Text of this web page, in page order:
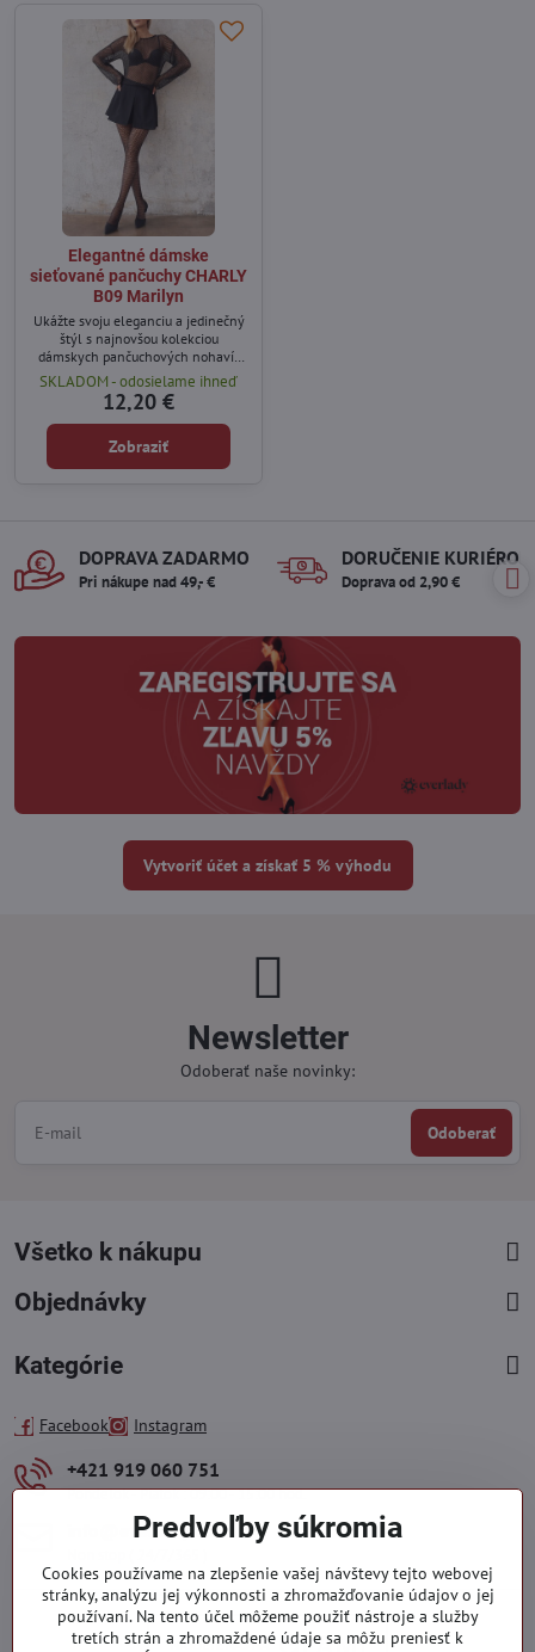
Elegantné dámske
sieťované pančuchy CHARLY
B09 Marilyn
Ukážte svoju eleganciu a jedinečný
štýl s najnovšou kolekciou
dámskych pančuchových nohavíc
Charly B09.
SKLADOM - odosielame ihneď
12,20 €
Zobraziť
DOPRAVA ZADARMO
Pri nákupe nad 49,- €
DORUČENIE KURIÉROM
Doprava od 2,90 €
Vytvoriť účet a získať 5 % výhodu
Newsletter
Odoberať naše novinky:
Odoberať
Všetko k nákupu
Objednávky
Kategórie
Facebook Instagram
+421 919 060 751
Pondelok - Piatok : 09:00 - 15:00 hod.
info​@everlady​.eu
Predvoľby súkromia
Cookies používame na zlepšenie vašej návštevy tejto webovej
stránky, analýzu jej výkonnosti a zhromažďovanie údajov o jej
používaní. Na tento účel môžeme použiť nástroje a služby
tretích strán a zhromaždené údaje sa môžu preniesť k